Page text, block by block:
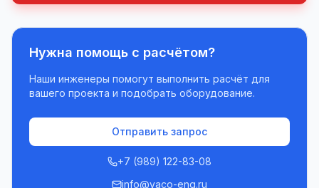
Нужна помощь с расчётом?
Наши инженеры помогут выполнить расчёт для
вашего проекта и подобрать оборудование.
Отправить запрос
+7 (989) 122-83-08
info@vaco-eng.ru